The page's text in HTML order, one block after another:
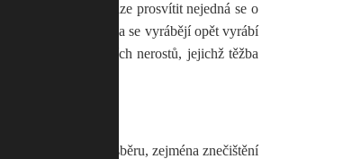
a pokud střep nelze prosvítit nejedná se o
Z vytříděného skla se vyrábějí opět vyrábí
živce a dalších nerostů, jejichž těžba
na kvalitu sběru, zejména znečištění